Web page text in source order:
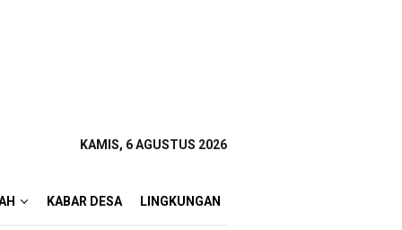
KAMIS, 6 AGUSTUS 2026
KABAR DESA LINGKUNGAN